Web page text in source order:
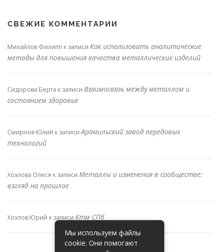
СВЕЖИЕ КОММЕНТАРИИ
Михайлов Филипп к записи Как использовать аналитические
методы для повышения качества металлических изделий
Сидорова Берта к записи Взаимосвязь между металлом и
состоянием здоровья
Смирнов Юлий к записиАрамильский завод передовых
технологий
Хохлова Олеся к записи Металлы и изменения в сообществе:
взгляд на прошлое
Хохлов Юрий к записи Ктм СПб
Мы используем файлы
cookie. Они помогают